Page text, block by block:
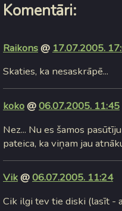
Komentāri:
Raikons@ 17.07.2005.
Skaties, ka nesaskrāpē...
koko@06.07.2005. 11:45
Nez... Nu es šamos
pateica, ka viņam jau
Vik@06.07.2005. 11:24
Cik ilgi tev tie diski (lasīt -